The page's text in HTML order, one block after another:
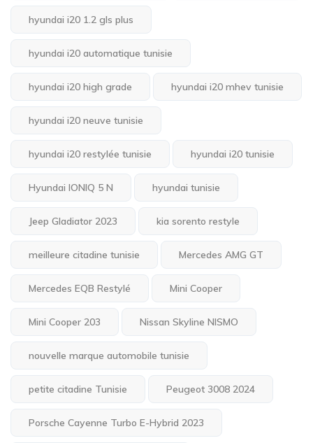
hyundai i20 1.2 gls plus
hyundai i20 automatique tunisie
hyundai i20 high grade hyundai i20 mhev tunisie
hyundai i20 neuve tunisie
hyundai i20 restylée tunisie hyundai i20 tunisie
Hyundai IONIQ 5 N hyundai tunisie
Jeep Gladiator 2023 kia sorento restyle
meilleure citadine tunisie Mercedes AMG GT
Mercedes EQB Restylé Mini Cooper
Mini Cooper 203 Nissan Skyline NISMO
nouvelle marque automobile tunisie
petite citadine Tunisie Peugeot 3008 2024
Porsche Cayenne Turbo E-Hybrid 2023